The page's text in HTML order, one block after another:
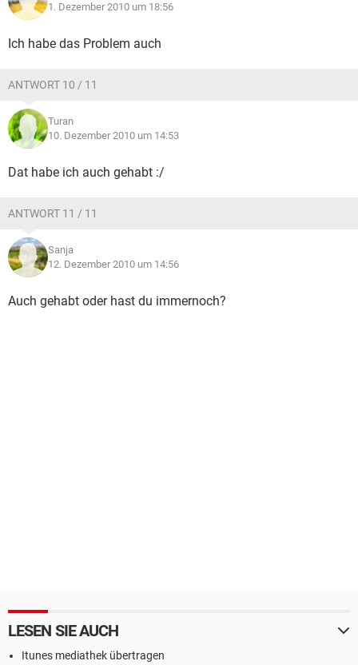
1. Dezember 2010 um 18:56
Ich habe das Problem auch
ANTWORT 10 / 11
Turan
10. Dezember 2010 um 14:53
Dat habe ich auch gehabt :/
ANTWORT 11 / 11
Sanja
12. Dezember 2010 um 14:56
Auch gehabt oder hast du immernoch?
LESEN SIE AUCH
Itunes mediathek übertragen